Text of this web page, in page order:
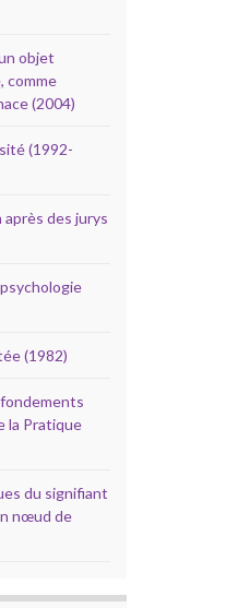
objet
comme
(2004)
(1992-
des jurys
(1982)
la Pratique
du signifiant
nœud de